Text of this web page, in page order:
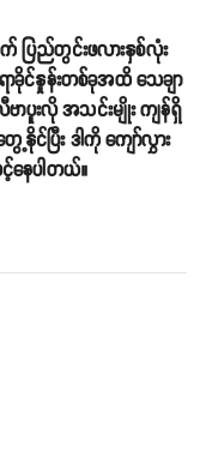
ြည်တွင်းဖလားနှစ်လုံး
ခိုင်နှုန်းတစ်ခုအထိ သေချာ
ာပူးလို အသင်းမျိုး ကျန်ရှိ
ပြီး ဒါကို ကျော်လွှား
ေပါတယ်။